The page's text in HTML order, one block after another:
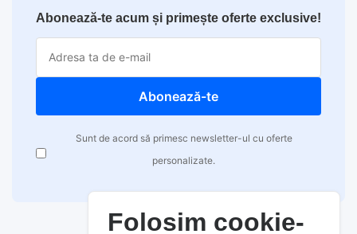
Abonează-te acum și primește oferte exclusive!
Abonează-te
Sunt de acord să primesc newsletter-ul cu oferte
personalizate.
Folosim cookie-